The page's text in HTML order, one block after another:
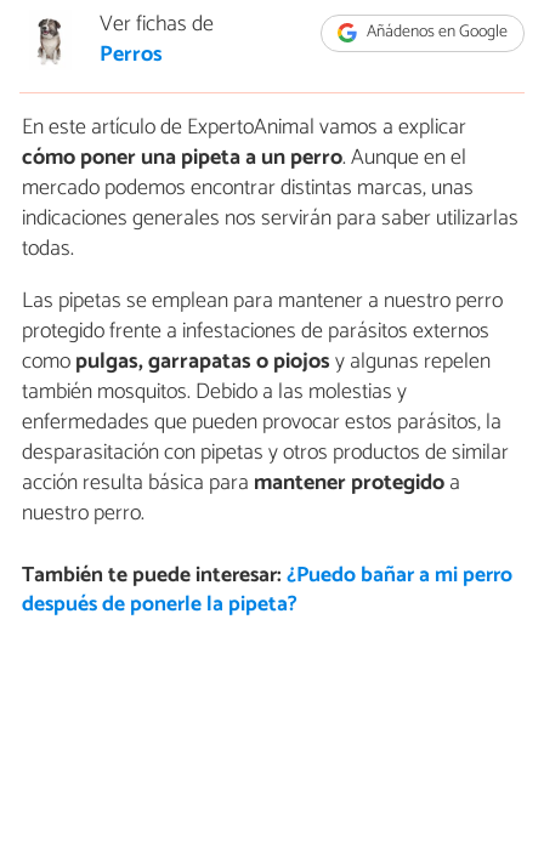
Añádenos en Google
Ver fichas de
Perros
En este artículo de ExpertoAnimal vamos a explicar
cómo poner una pipeta a un perro. Aunque en el
mercado podemos encontrar distintas marcas, unas
indicaciones generales nos servirán para saber utilizarlas
todas.
Las pipetas se emplean para mantener a nuestro perro
protegido frente a infestaciones de parásitos externos
comopulgas, garrapatas o piojosy algunas repelen
también mosquitos. Debido a las molestias y
enfermedades que pueden provocar estos parásitos, la
desparasitación con pipetas y otros productos de similar
acción resulta básica para mantener protegidoa
nuestro perro.
También te puede interesar:¿Puedo bañar a mi perro
después de ponerle la pipeta?